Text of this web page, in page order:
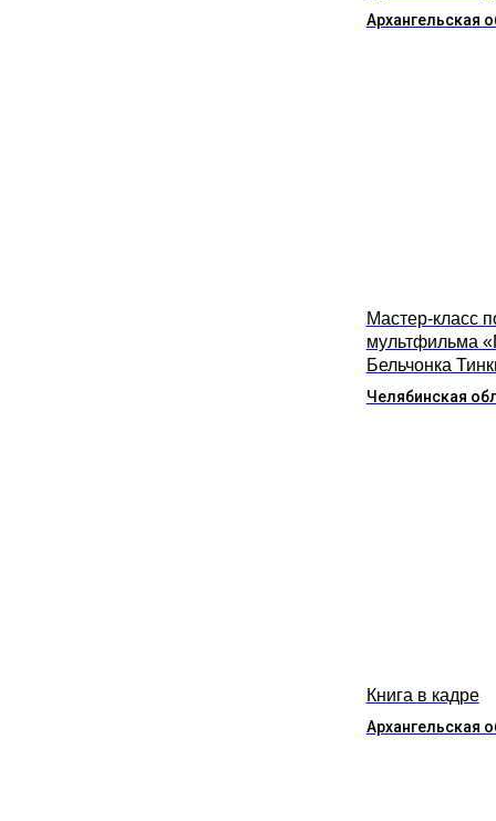
Архангельская
Мастер-класс
мультфильма
Бельчонка
Челябинская
Книга в кадре
Архангельская